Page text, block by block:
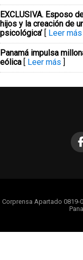
EXCLUSIVA. Esposo
hijos y la creación de
psicológica’ [ Leer más
Panamá impulsa
eólica [ Leer más ]
Corprensa Apartado 0819-